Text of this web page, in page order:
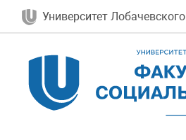
Университет Лобачевского